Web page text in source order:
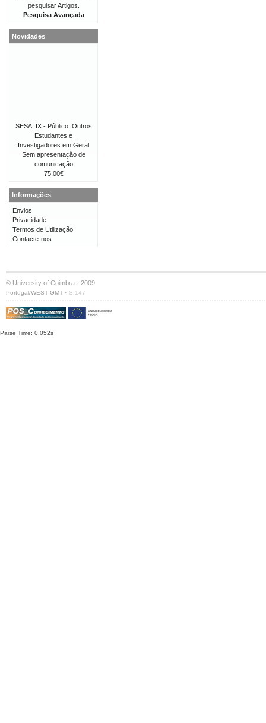
pesquisar Artigos.
Pesquisa Avançada
Novidades
SESA, IX - Público, Outros
Estudantes e
Investigadores em Geral
Sem apresentação de
comunicação
75,00€
Informações
Envios
Privacidade
Termos de Utilização
Contacte-nos
© University of Coimbra · 2009
Portugal/WEST GMT · S:147
Parse Time: 0.052s